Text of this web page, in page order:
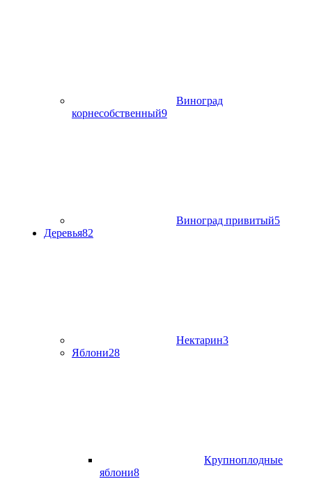
Виноград
корнесобственный9
Виноград привитый5
Деревья82
Нектарин3
Яблони28
Крупноплодные
яблони8